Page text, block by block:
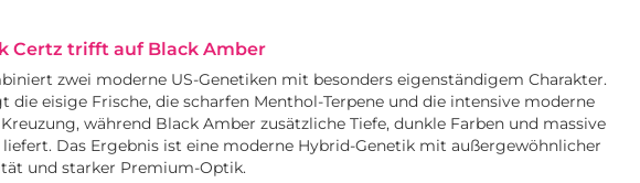
Certz trifft auf Black Amber
zwei moderne US-Genetiken mit besonders eigenständigem Charakter.
die eisige Frische, die scharfen Menthol-Terpene und die intensive moderne
während Black Amber zusätzliche Tiefe, dunkle Farben und massive
Das Ergebnis ist eine moderne Hybrid-Genetik mit außergewöhnlicher
und starker Premium-Optik.